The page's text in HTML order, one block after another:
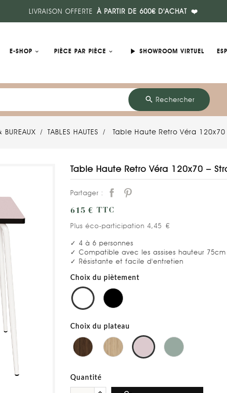
LIVRAISON OFFERTE À PARTIR DE 600€ D'ACHAT ❤️
E-SHOP PIÈCE PAR PIÈCE play_arrow SHOWROOM VIRTUEL
search Rechercher
BUREAUX TABLES HAUTES Table Haute Retro Véra
Table Haute Retro Véra 120x70 –
Partager :
615 € TTC
Plus éco-participation 4,45 €
✓ 4 à 6 personnes
✓ Compatible avec les assises hauteur 75cm
✓ Résistante et facile d'entretien
Choix du piètement
Choix du plateau
Quantité